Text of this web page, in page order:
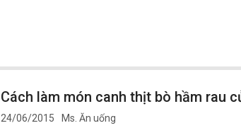
Cách làm món canh thịt bò hầm rau
24/06/2015
Ms. Ăn uống